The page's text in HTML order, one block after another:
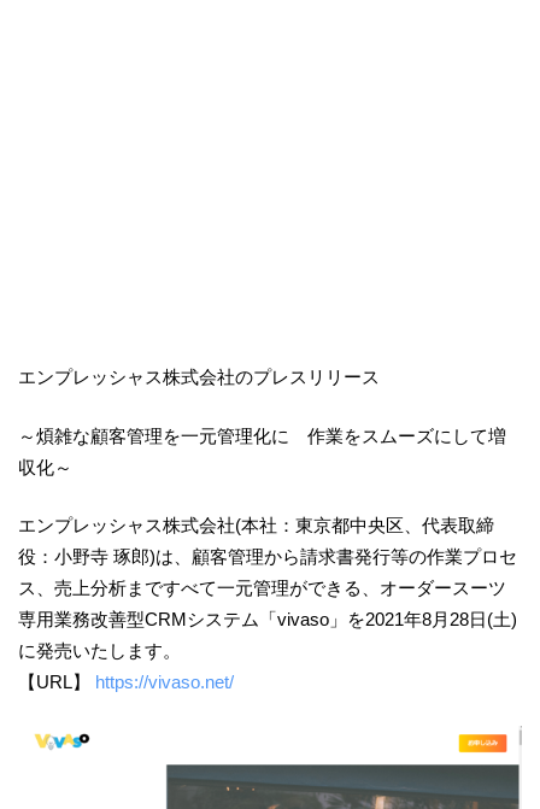
エンプレッシャス株式会社のプレスリリース
～煩雑な顧客管理を一元管理化に 作業をスムーズにして増
収化～
エンプレッシャス株式会社(本社：東京都中央区、代表取締
役：小野寺 琢郎)は、顧客管理から請求書発行等の作業プロセ
ス、売上分析まですべて一元管理ができる、オーダースーツ
専用業務改善型CRMシステム「vivaso」を2021年8月28日(土)
に発売いたします。
【URL】 https://vivaso.net/